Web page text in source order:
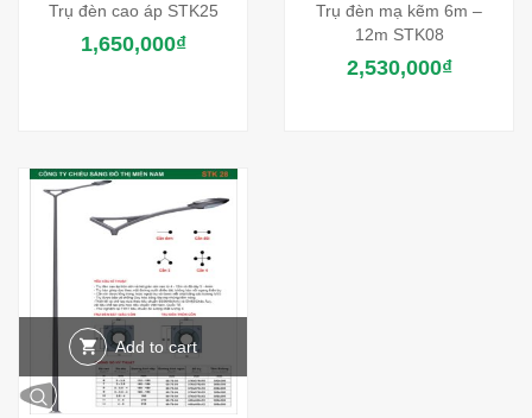
Trụ đèn cao áp STK25
1,650,000₫
Trụ đèn mạ kẽm 6m –
12m STK08
2,530,000₫
Add to cart